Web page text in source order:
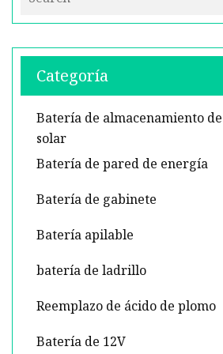
Categoría
Batería de almacenamiento
solar
Batería de pared de energía
Batería de gabinete
Batería apilable
batería de ladrillo
Reemplazo de ácido de plomo
Batería de 12V